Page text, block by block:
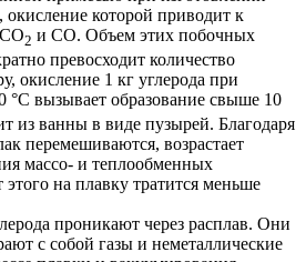
окисление которой приводит к
2 и CO. Объем этих побочных
превосходит количество
окисление 1 кг углерода при
°C вызывает образование свыше 10
из ванны в виде пузырей. Благодаря
перемешиваются, возрастает
массо- и теплообменных
этого на плавку тратится меньше
проникают через расплав. Они
с собой газы и неметаллические